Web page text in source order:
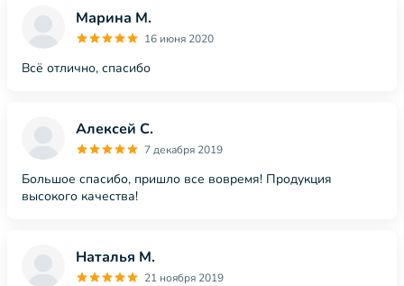
Марина М.
16 июня 2020
Всё отлично, спасибо
Алексей С.
7 декабря 2019
Большое спасибо, пришло все вовремя! Продукция
высокого качества!
Наталья М.
21 ноября 2019